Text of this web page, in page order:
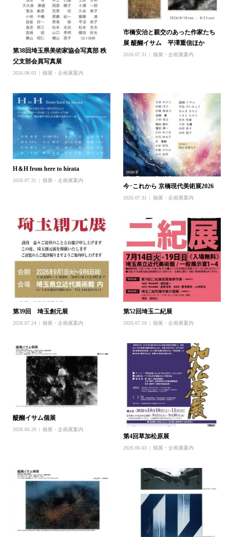
第38回埼玉県美術家協会写真部 秩
父支部会員写真展
2026.08.03 個展・企画展案内
市橋安治と親交のあった作家たち
展 醍醐イサム 平澤重信ほか
2026.07.31 個展・企画展案内
H＆H from here to hirata
2026.07.31 個展・企画展案内
今･これから 京橋現代美術展2026
2026.07.31 個展・企画展案内
第39回 埼玉創元展
2026.07.24 個展・企画展案内
第52回埼玉二紀展
2026.07.10 個展・企画展案内
醍醐イサム個展
2026.06.26 個展・企画展案内
第4回草加松原展
2026.06.03 個展・企画展案内